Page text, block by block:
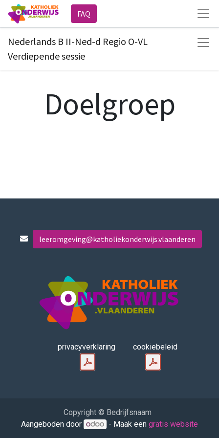
FAQ
Nederlands B II-Ned-d Regio O-VL
Verdiepende sessie
Doelgroep
leeromgeving@katholiekonderwijs.vlaanderen
privacyverklaring cookiebeleid
Copyright © Bedrijfsnaam
Aangeboden door
- Maak een gratis website